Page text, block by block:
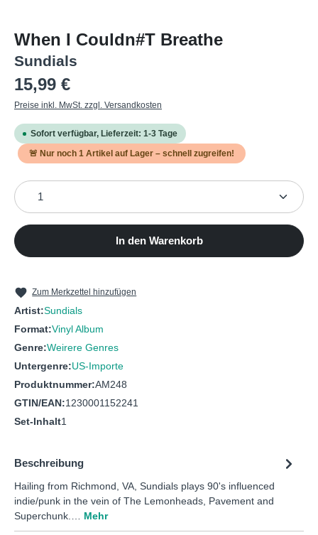
When I Couldn#T Breathe
Sundials
Regulärer Preis:
15,99 €
Preise inkl. MwSt. zzgl. Versandkosten
Sofort verfügbar, Lieferzeit: 1-3 Tage
🚨 Nur noch 1 Artikel auf Lager – schnell zugreifen!
Produkt Anzahl: Gib den gewünschten Wert ein
In den Warenkorb
Zum Merkzettel hinzufügen
Artist:Sundials
Format:Vinyl Album
Genre:Weirere Genres
Untergenre:US-Importe
Produktnummer:AM248
GTIN/EAN:1230001152241
Set-Inhalt1
Beschreibung
Hailing from Richmond, VA, Sundials plays 90's influenced
indie/punk in the vein of The Lemonheads, Pavement and
Superchunk.… Mehr